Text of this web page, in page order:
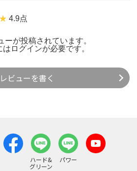
4.9点
が投稿されています。
は ログインが必要です。
レビューを書く
ハード&
グリーン
パワー